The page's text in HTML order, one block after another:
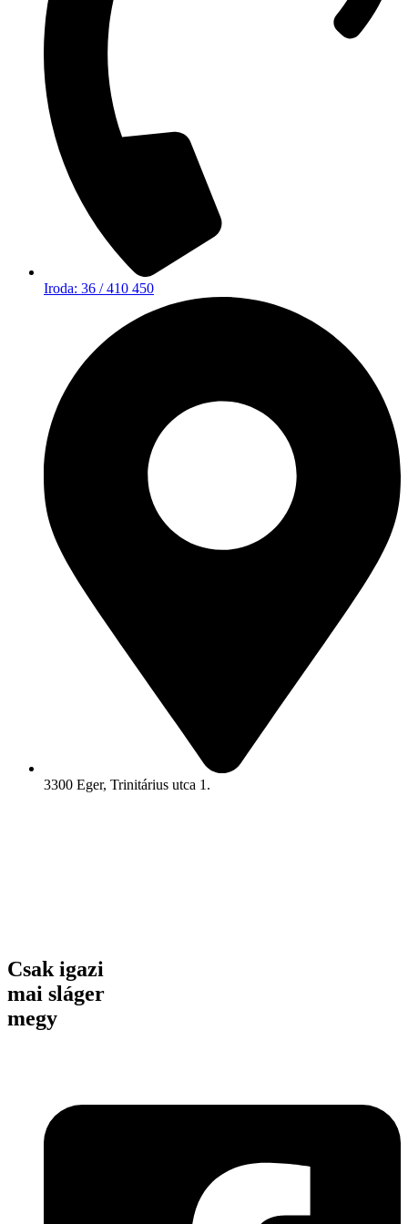
Iroda: 36 / 410 450
3300 Eger, Trinitárius utca 1.
Csak igazi
mai sláger
megy